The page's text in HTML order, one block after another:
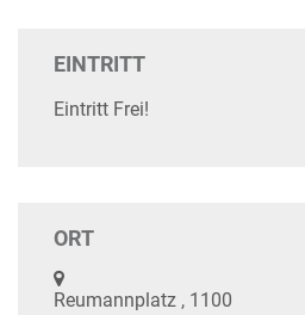
EINTRITT
Eintritt Frei!
ORT
Reumannplatz , 1100